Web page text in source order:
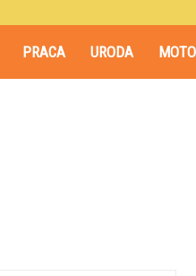
PRACA URODA MOTO